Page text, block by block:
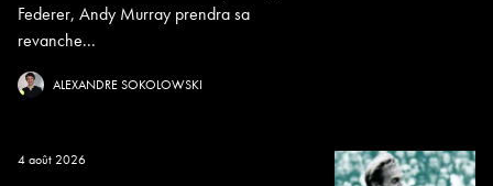
Federer, Andy Murray prendra sa
revanche...
ALEXANDRE SOKOLOWSKI
4 août 2026